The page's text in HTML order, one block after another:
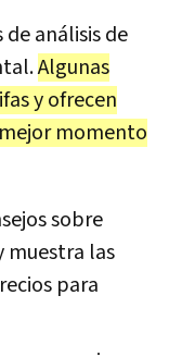
análisis de
Algunas
y ofrecen
momento
sobre
muestra las
para